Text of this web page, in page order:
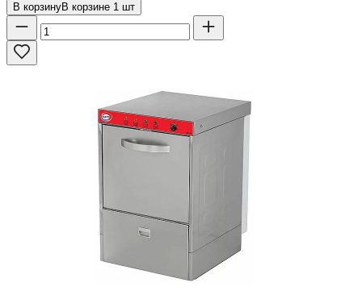
В корзинуВ корзине 1 шт